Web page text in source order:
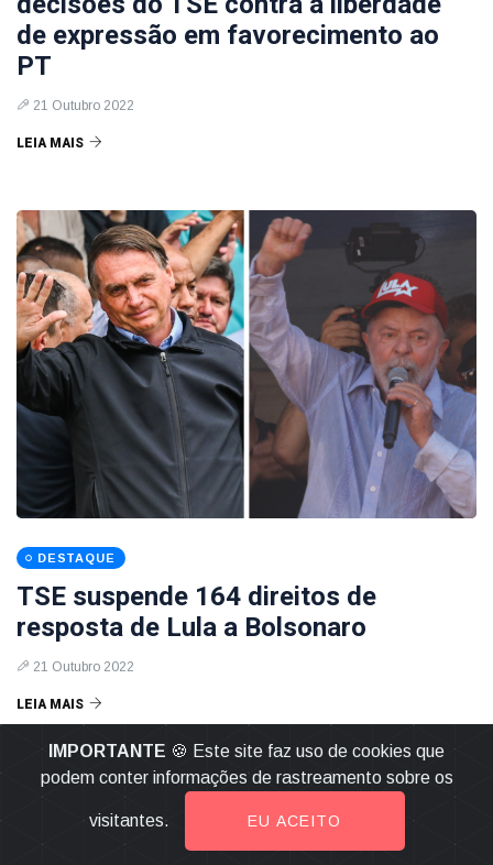
de expressão em favorecimento ao
PT
21 Outubro 2022
LEIA MAIS
DESTAQUE
TSE suspende 164 direitos de
resposta de Lula a Bolsonaro
21 Outubro 2022
LEIA MAIS
IMPORTANTE 🍪 Este site faz uso de cookies que
podem conter informações de rastreamento sobre os
visitantes. EU ACEITO